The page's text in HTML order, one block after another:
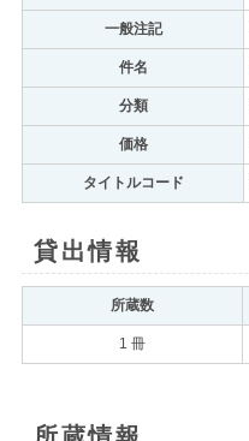
一般注記｡
件名
分類｡
価格｡
タイトルコード
貸出情報
所蔵数
1 冊